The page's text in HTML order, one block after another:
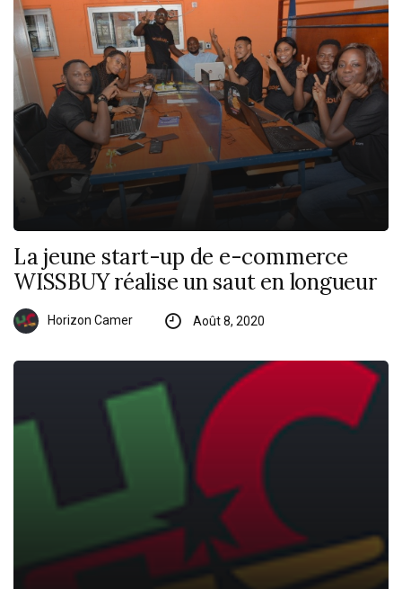
La jeune start-up de e-commerce
WISSBUY réalise un saut en longueur
Horizon Camer Août 8, 2020